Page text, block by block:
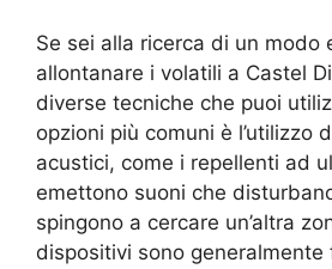
Se sei alla ricerca di un modo
allontanare i volatili a Castel
diverse tecniche che puoi
opzioni più comuni è l’utilizzo
acustici, come i repellenti ad
emettono suoni che
spingono a cercare un’altra
dispositivi sono